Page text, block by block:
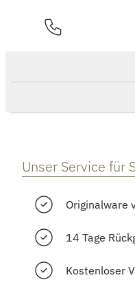
Unser Service für
Originalware
14 Tage
Kostenloser